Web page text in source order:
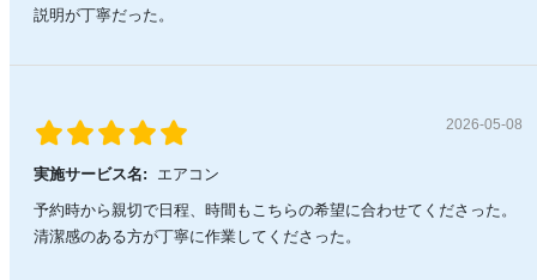
説明が丁寧だった。
2026-05-08
実施サービス名:
エアコン
予約時から親切で日程、時間もこちらの希望に合わせてくださった。
清潔感のある方が丁寧に作業してくださった。